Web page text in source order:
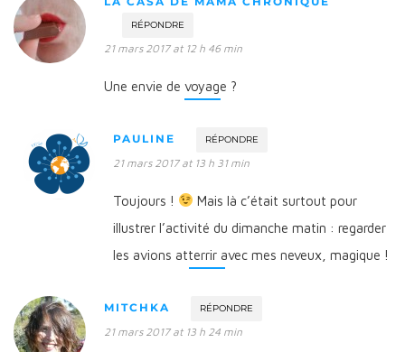
RÉPONDRE
21 mars 2017 at 12 h 46 min
Une envie de voyage ?
PAULINE RÉPONDRE
21 mars 2017 at 13 h 31 min
Toujours !
Mais là c’était surtout pour
illustrer l’activité du dimanche matin : regarder
les avions atterrir avec mes neveux, magique !
MITCHKA RÉPONDRE
21 mars 2017 at 13 h 24 min